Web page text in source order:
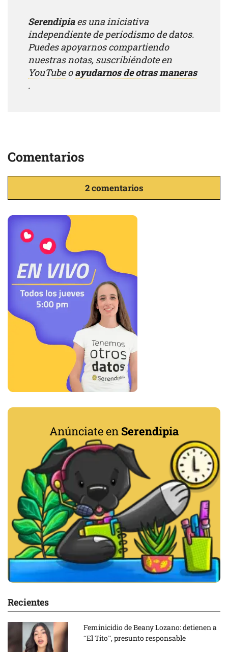
Serendipiaes una iniciativa
independiente de periodismo de datos.
Puedes apoyarnos compartiendo
nuestras notas, suscribiéndote en
YouTubeoayudarnos de otras maneras
.
Comentarios
2 comentarios
Anúnciate en Serendipia
Recientes
Feminicidio de Beany Lozano: detienen a
“El Tito”, presunto responsable